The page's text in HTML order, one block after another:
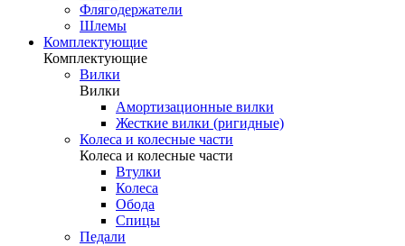
Флягодержатели
Шлемы
Комплектующие
Комплектующие
Вилки
Вилки
Амортизационные вилки
Жесткие вилки (ригидные)
Колеса и колесные части
Колеса и колесные части
Втулки
Колеса
Обода
Спицы
Педали